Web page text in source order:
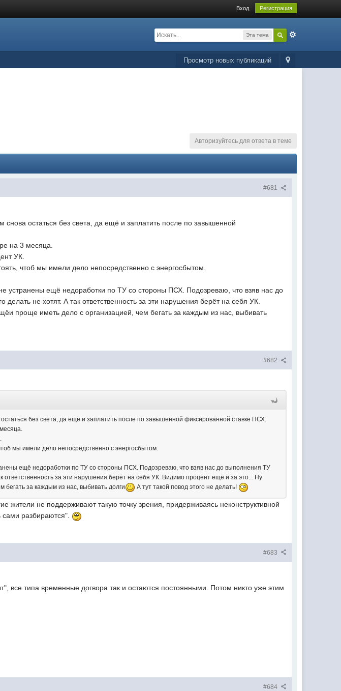
Вход Регистрация
Эта тема
Просмотр новых публикаций
Авторизуйтесь для ответа в теме
#681
остаться без света, да ещё и заплатить после по завышенной
на 3 месяца.
УК.
чтоб мы имели дело непосредственно с энергосбытом.
устранены ещё недоработки по ТУ со стороны ПСХ. Подозреваю, что взяв нас до
не хотят. А так ответственность за эти нарушения берёт на себя УК.
проще иметь дело с организацией, чем бегать за каждым из нас, выбивать
#682
без света, да ещё и заплатить после по завышенной фиксированной ставке ПСХ.
мы имели дело непосредственно с энергосбытом.
ещё недоработки по ТУ со стороны ПСХ. Подозреваю, что взяв нас до выполнения ТУ
за эти нарушения берёт на себя УК. Видимо процент ещё и за это... Ну
за каждым из нас, выбивать долги
А тут такой повод этого не делать!
жители не поддерживают такую точку зрения, придерживаясь неконструктивной
сами разбираются".
#683
все типа временные догвора так и остаются постоянными. Потом никто уже этим
#684